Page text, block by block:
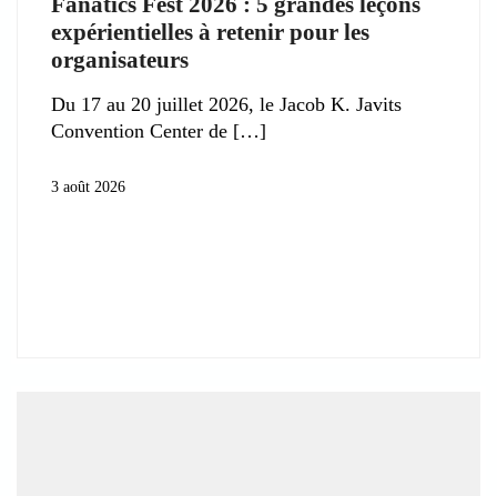
expérientielles à retenir pour les
organisateurs
Du 17 au 20 juillet 2026, le Jacob K. Javits
Convention Center de
3 août 2026